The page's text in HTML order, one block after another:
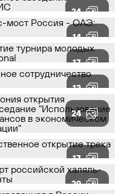
34
14
17
12
24
17
29